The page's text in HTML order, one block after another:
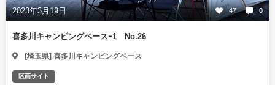
2023年3月19日 47 0
喜多川キャンピングベースｰ1 No.26
[埼玉県] 喜多川キャンピングベース
区画サイト